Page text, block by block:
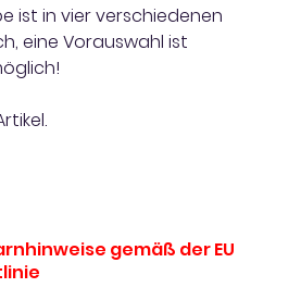
ist in vier verschiedenen
eine Vorauswahl ist
gemäß der EU